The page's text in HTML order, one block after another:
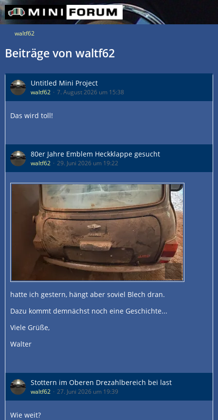
waltf62
Beiträge von waltf62
Untitled Mini Project
waltf62 7. August 2026 um 15:38
Das wird toll!
80er Jahre Emblem Heckklappe gesucht
waltf62 29. Juni 2026 um 19:22
hatte ich gestern, hängt aber soviel Blech dran.
Dazu kommt demnächst noch eine Geschichte...
Viele Grüße,
Walter
Stottern im Oberen Drezahlbereich bei last
waltf62 27. Juni 2026 um 19:39
Wie weit?